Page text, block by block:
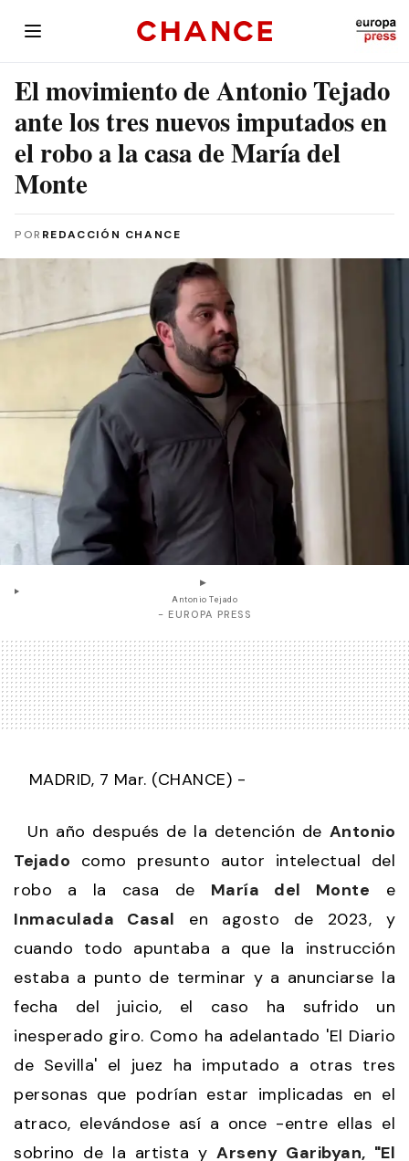
El movimiento de Antonio Tejado
ante los tres nuevos imputados en
el robo a la casa de María del
Monte
POR REDACCIÓN CHANCE
Antonio Tejado
- EUROPA PRESS
MADRID, 7 Mar. (CHANCE) -
Un año después de la detención de Antonio
Tejado como presunto autor intelectual del
robo a la casa de María del Monte e
Inmaculada Casal en agosto de 2023, y
cuando todo apuntaba a que la instrucción
estaba a punto de terminar y a anunciarse la
fecha del juicio, el caso ha sufrido un
inesperado giro. Como ha adelantado 'El Diario
de Sevilla' el juez ha imputado a otras tres
personas que podrían estar implicadas en el
atraco, elevándose así a once -entre ellas el
sobrino de la artista yArseny Garibyan, "El